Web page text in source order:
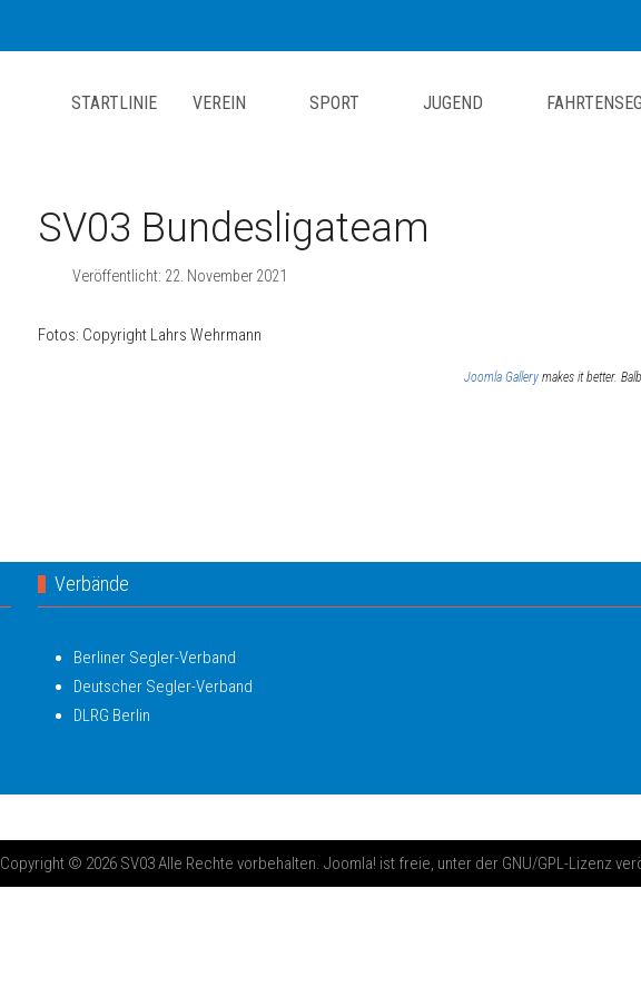
STARTLINIE VEREIN SPORT JUGEND
SV03 Bundesligateam
Veröffentlicht: 22. November 2021
Fotos: Copyright Lahrs Wehrmann
Joomla Gallery makes it better.
Verbände
Berliner Segler-Verband
Deutscher Segler-Verband
DLRG Berlin
Copyright © 2026 SV03 Alle Rechte vorbehalten. Joomla! ist freie, unter der GNU/GPL-Lizenz